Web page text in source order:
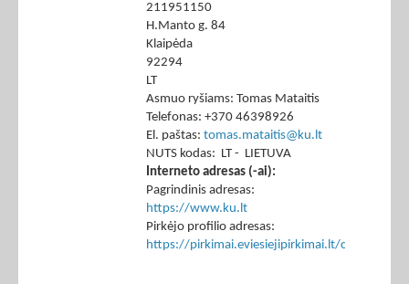
211951150
H.Manto g. 84
Klaipėda
92294
LT
Asmuo ryšiams: Tomas Mataitis
Telefonas: +370 46398926
El. paštas: tomas.mataitis@ku.lt
NUTS kodas: LT - LIETUVA
Interneto adresas (-ai):
Pagrindinis adresas:
https://www.ku.lt
Pirkėjo profilio adresas:
https://pirkimai.eviesiejipirkimai.lt/ctm/